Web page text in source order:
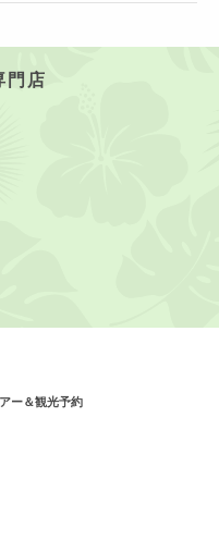
門店
ー＆観光予約